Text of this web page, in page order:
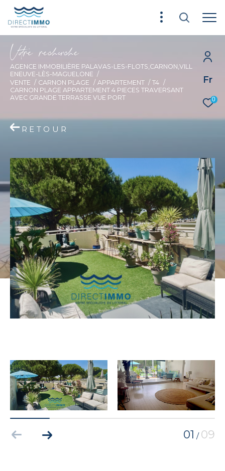
Fr
0
Vore recece
AGENCE IMMOBILIÈRE PALAVAS-LES-FLOTS,CARNON,VILL
ENEUVE-LÈS-MAGUELONE
VENTE
CARNON PLAGE APPARTEMENT
T4
CARNON PLAGE APPARTEMENT 4 PIECES TRAVERSANT
AVEC GRANDE TERRASSE VUE PORT
RETOUR
01 / 09